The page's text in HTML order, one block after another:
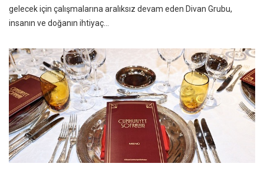
gelecek için çalışmalarına aralıksız devam eden Divan Grubu,
insanın ve doğanın ihtiyaç...